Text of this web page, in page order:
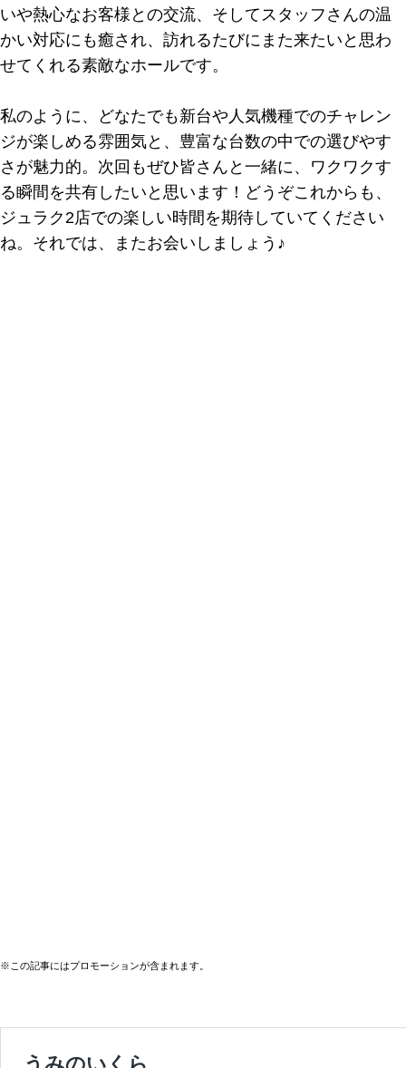
いや熱心なお客様との交流、そしてスタッフさんの温
かい対応にも癒され、訪れるたびにまた来たいと思わ
せてくれる素敵なホールです。
私のように、どなたでも新台や人気機種でのチャレン
ジが楽しめる雰囲気と、豊富な台数の中での選びやす
さが魅力的。次回もぜひ皆さんと一緒に、ワクワクす
る瞬間を共有したいと思います！どうぞこれからも、
ジュラク2店での楽しい時間を期待していてください
ね。それでは、またお会いしましょう♪
※この記事にはプロモーションが含まれます。